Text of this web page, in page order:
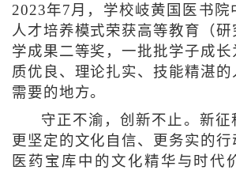
2023年7月，学校岐黄国医书院
人才培养模式荣获高等教育（
学成果二等奖，一批批学子成
质优良、理论扎实、技能精湛的
需要的地方。
守正不渝，创新不止。新征
更坚定的文化自信、更务实的行
医药宝库中的文化精华与时代